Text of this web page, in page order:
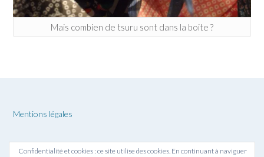
Mais combien de tsuru sont dans la boite ?
Mentions légales
Confidentialité et cookies : ce site utilise des cookies. En continuant à naviguer